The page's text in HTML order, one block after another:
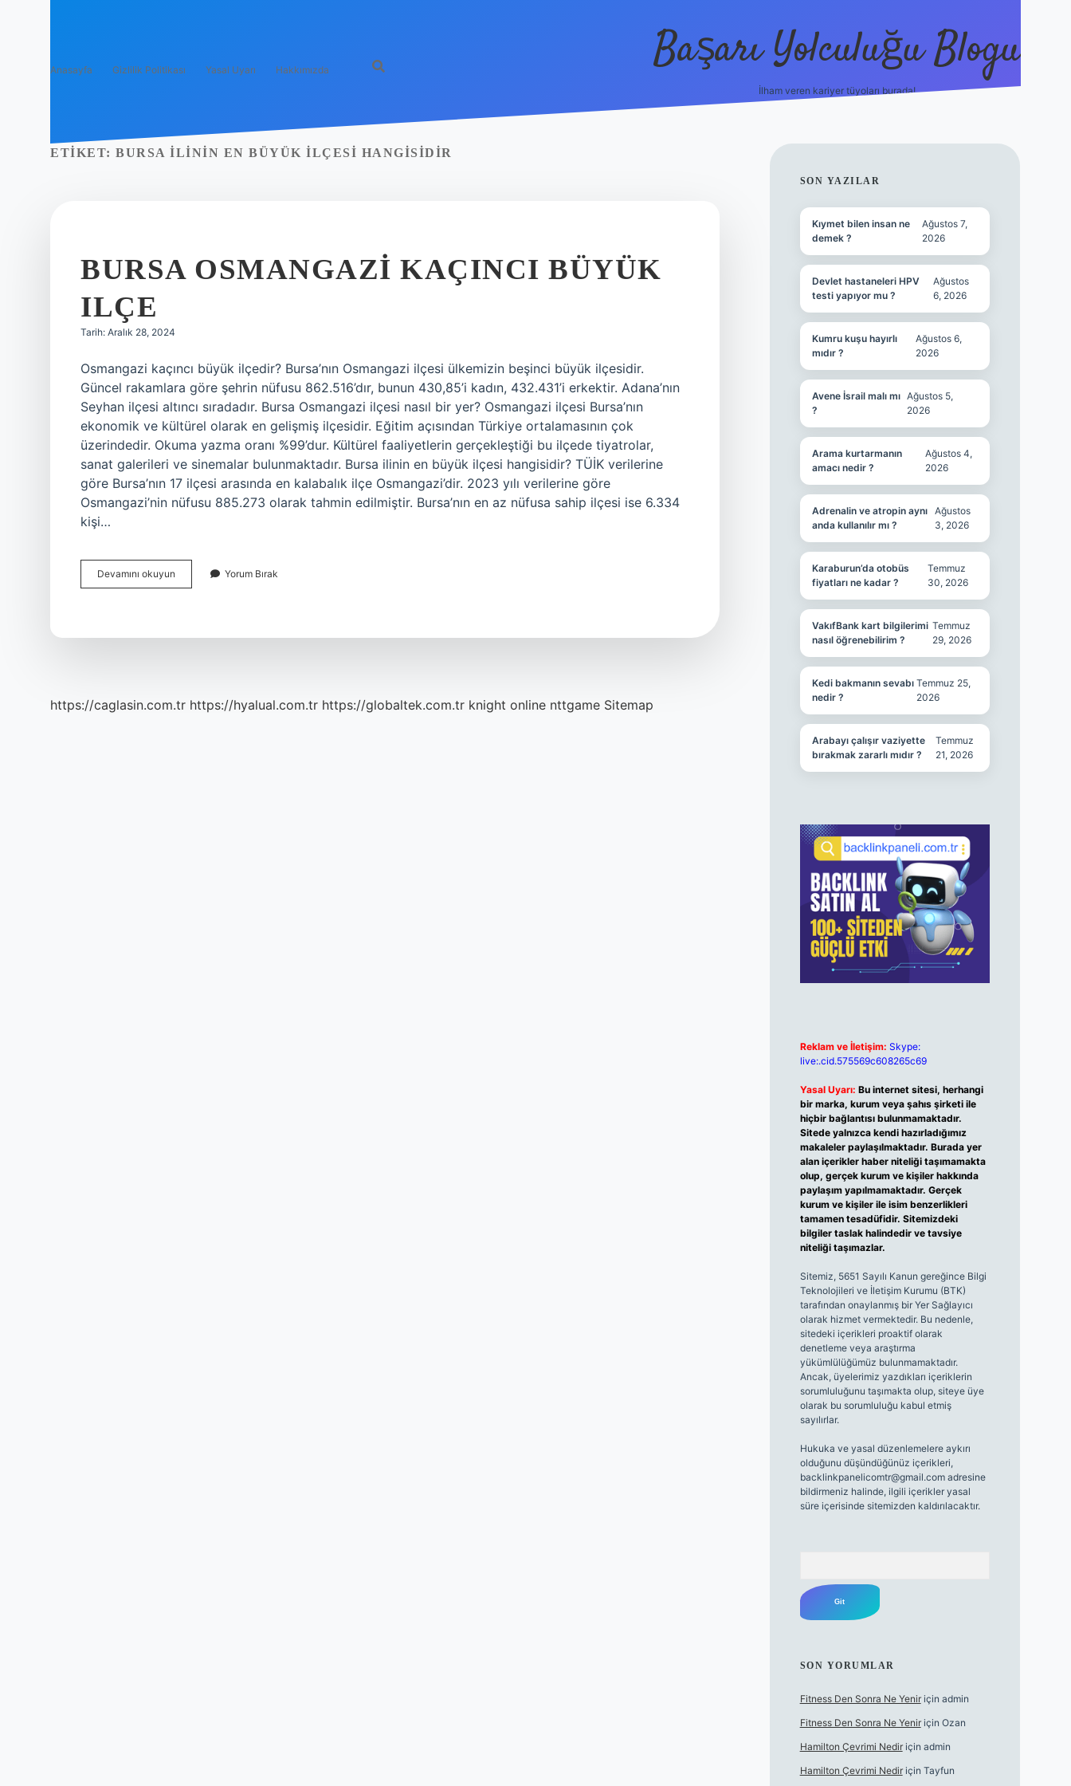
Anasayfa Gizlilik Politikası Yasal Uyarı Hakkımızda Başarı Yolculuğu Blogu
İlham veren kariyer tüyoları burada!
ETIKET: BURSA ILININ EN BÜYÜK ILÇESI HANGISIDIR
BURSA OSMANGAZI KAÇINCI BÜYÜK
ILÇE
Tarih: Aralık 28, 2024
Osmangazi kaçıncı büyük ilçedir? Bursa’nın Osmangazi ilçesi ülkemizin beşinci büyük ilçesidir.
Güncel rakamlara göre şehrin nüfusu 862.516’dır, bunun 430,85’i kadın, 432.431’i erkektir. Adana’nın
Seyhan ilçesi altıncı sıradadır. Bursa Osmangazi ilçesi nasıl bir yer? Osmangazi ilçesi Bursa’nın
ekonomik ve kültürel olarak en gelişmiş ilçesidir. Eğitim açısından Türkiye ortalamasının çok
üzerindedir. Okuma yazma oranı %99’dur. Kültürel faaliyetlerin gerçekleştiği bu ilçede tiyatrolar,
sanat galerileri ve sinemalar bulunmaktadır. Bursa ilinin en büyük ilçesi hangisidir? TÜİK verilerine
göre Bursa’nın 17 ilçesi arasında en kalabalık ilçe Osmangazi’dir. 2023 yılı verilerine göre
Osmangazi’nin nüfusu 885.273 olarak tahmin edilmiştir. Bursa’nın en az nüfusa sahip ilçesi ise 6.334
kişi…
Devamını okuyun
Osmangazi
Yorum Bırak
https://caglasin.com.tr https://hyalual.com.tr https://globaltek.com.tr knight online nttgame Sitemap
SIDEBAR
SON YAZILAR
Kıymet bilen insan ne
demek ?
Ağustos 7,
2026
Devlet hastaneleri HPV
testi yapıyor mu ?
Ağustos
6, 2026
Kumru kuşu hayırlı
mıdır ?
Ağustos 6,
2026
Avene İsrail malı mı
?
Ağustos 5,
2026
Arama kurtarmanın
amacı nedir ?
Ağustos 4,
2026
Adrenalin ve atropin aynı
anda kullanılır mı ?
Ağustos
3, 2026
Karaburun’da otobüs
fiyatları ne kadar ?
Temmuz
30, 2026
VakıfBank kart bilgilerimi
nasıl öğrenebilirim ?
Temmuz
29, 2026
Kedi bakmanın sevabı
nedir ?
Temmuz 25,
2026
Arabayı çalışır vaziyette
bırakmak zararlı mıdır ?
Temmuz
21, 2026
Reklam ve İletişim: Skype:
live:.cid.575569c608265c69
Yasal Uyarı: Bu internet sitesi, herhangi
bir marka, kurum veya şahıs şirketi ile
hiçbir bağlantısı bulunmamaktadır.
Sitede yalnızca kendi hazırladığımız
makaleler paylaşılmaktadır. Burada yer
alan içerikler haber niteliği taşımamakta
olup, gerçek kurum ve kişiler hakkında
paylaşım yapılmamaktadır. Gerçek
kurum ve kişiler ile isim benzerlikleri
tamamen tesadüfidir. Sitemizdeki
bilgiler taslak halindedir ve tavsiye
niteliği taşımazlar.
Sitemiz, 5651 Sayılı Kanun gereğince Bilgi
Teknolojileri ve İletişim Kurumu (BTK)
tarafından onaylanmış bir Yer Sağlayıcı
olarak hizmet vermektedir. Bu nedenle,
sitedeki içerikleri proaktif olarak
denetleme veya araştırma
yükümlülüğümüz bulunmamaktadır.
Ancak, üyelerimiz yazdıkları içeriklerin
sorumluluğunu taşımakta olup, siteye üye
olarak bu sorumluluğu kabul etmiş
sayılırlar.
Hukuka ve yasal düzenlemelere aykırı
olduğunu düşündüğünüz içerikleri,
backlinkpanelicomtr@gmail.comadresine
bildirmeniz halinde, ilgili içerikler yasal
süre içerisinde sitemizden kaldırılacaktır.
SON YORUMLAR
Fitness Den Sonra Ne Yeniriçin admin
Fitness Den Sonra Ne Yeniriçin Ozan
Hamilton Çevrimi Nediriçin admin
Hamilton Çevrimi Nediriçin Tayfun
https://